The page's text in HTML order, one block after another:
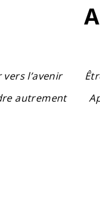
l’avenir
autrement